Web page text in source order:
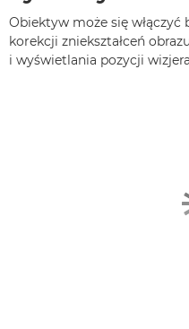
Obiektyw może się włączyć
korekcji zniekształceń
i wyświetlania pozycji